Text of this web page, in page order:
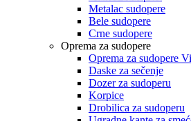
Metalac sudopere
Bele sudopere
Crne sudopere
Oprema za sudopere
Oprema za sudopere
Daske za sečenje
Dozer za sudoperu
Korpice
Drobilica za sudoperu